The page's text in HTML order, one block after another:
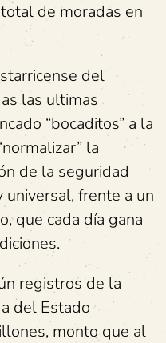
de moradas en
del
las ultimas
“bocaditos” a la
la
de la seguridad
frente a un
que cada día gana
registros de la
del Estado
monto que al